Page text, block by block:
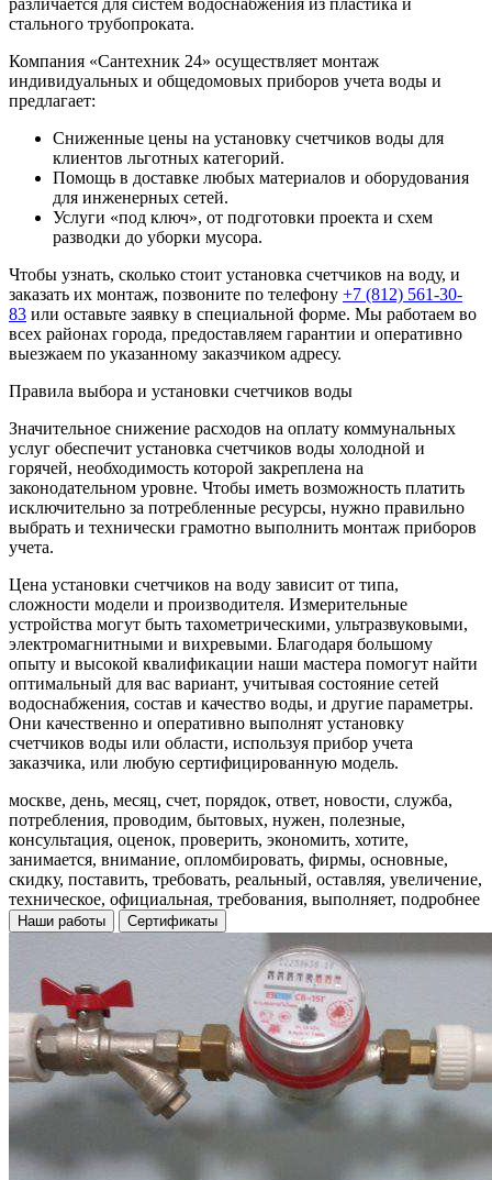
стального трубопроката.
Компания «Сантехник 24» осуществляет монтаж
индивидуальных и общедомовых приборов учета воды и
предлагает:
Сниженные цены на установку счетчиков воды для
клиентов льготных категорий.
Помощь в доставке любых материалов и оборудования
для инженерных сетей.
Услуги «под ключ», от подготовки проекта и схем
разводки до уборки мусора.
Чтобы узнать, сколько стоит установка счетчиков на воду, и
заказать их монтаж, позвоните по телефону +7 (812) 561-30-
83 или оставьте заявку в специальной форме. Мы работаем во
всех районах города, предоставляем гарантии и оперативно
выезжаем по указанному заказчиком адресу.
Правила выбора и установки счетчиков воды
Значительное снижение расходов на оплату коммунальных
услуг обеспечит установка счетчиков воды холодной и
горячей, необходимость которой закреплена на
законодательном уровне. Чтобы иметь возможность платить
исключительно за потребленные ресурсы, нужно правильно
выбрать и технически грамотно выполнить монтаж приборов
учета.
Цена установки счетчиков на воду зависит от типа,
сложности модели и производителя. Измерительные
устройства могут быть тахометрическими, ультразвуковыми,
электромагнитными и вихревыми. Благодаря большому
опыту и высокой квалификации наши мастера помогут найти
оптимальный для вас вариант, учитывая состояние сетей
водоснабжения, состав и качество воды, и другие параметры.
Они качественно и оперативно выполнят установку
счетчиков воды или области, используя прибор учета
заказчика, или любую сертифицированную модель.
москве, день, месяц, счет, порядок, ответ, новости, служба,
потребления, проводим, бытовых, нужен, полезные,
консультация, оценок, проверить, экономить, хотите,
занимается, внимание, опломбировать, фирмы, основные,
скидку, поставить, требовать, реальный, оставляя, увеличение,
техническое, официальная, требования, выполняет, подробнее
Наши работы Сертификаты